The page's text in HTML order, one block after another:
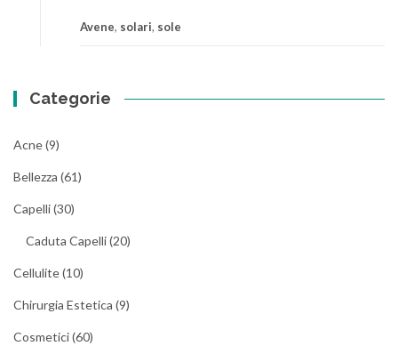
Avene, solari, sole
Categorie
Acne(9)
Bellezza (61)
Capelli(30)
Caduta Capelli(20)
Cellulite(10)
Chirurgia Estetica (9)
Cosmetici(60)